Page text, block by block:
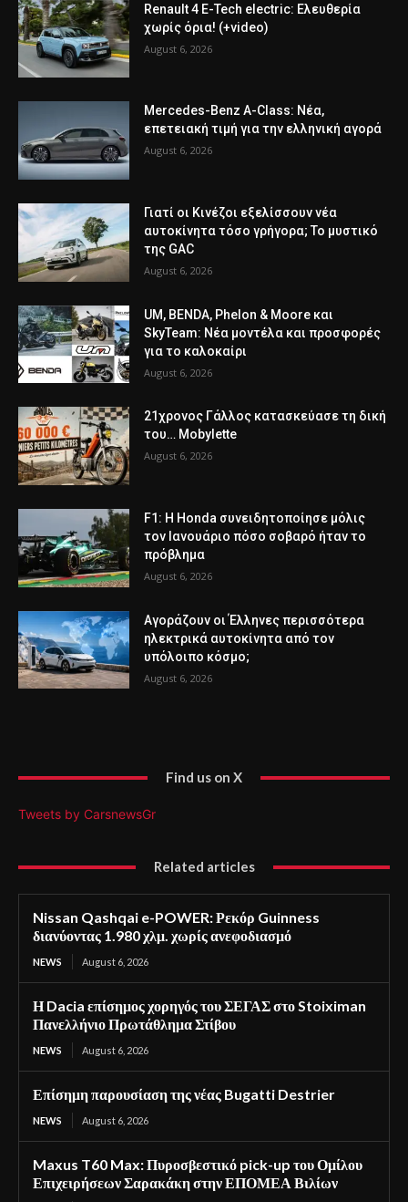
Renault 4 E-Tech electric: Ελευθερία
χωρίς όρια! (+video)
August 6, 2026
Mercedes-Benz A-Class: Νέα,
επετειακή τιμή για την ελληνική αγορά
August 6, 2026
Γιατί οι Κινέζοι εξελίσσουν νέα
αυτοκίνητα τόσο γρήγορα; Το μυστικό
της GAC
August 6, 2026
UM, BENDA, Phelon & Moore και
SkyTeam: Νέα μοντέλα και προσφορές
για το καλοκαίρι
August 6, 2026
21χρονος Γάλλος κατασκεύασε τη δική
του… Mobylette
August 6, 2026
F1: Η Honda συνειδητοποίησε μόλις
τον Ιανουάριο πόσο σοβαρό ήταν το
πρόβλημα
August 6, 2026
Αγοράζουν οι Έλληνες περισσότερα
ηλεκτρικά αυτοκίνητα από τον
υπόλοιπο κόσμο;
August 6, 2026
Find us on X
Tweets by CarsnewsGr
Related articles
Nissan Qashqai e-POWER: Ρεκόρ Guinness
διανύοντας 1.980 χλμ. χωρίς ανεφοδιασμό
NEWS August 6, 2026
Η Dacia επίσημος χορηγός του ΣΕΓΑΣ στο Stoiximan
Πανελλήνιο Πρωτάθλημα Στίβου
NEWS August 6, 2026
Επίσημη παρουσίαση της νέας Bugatti Destrier
NEWS August 6, 2026
Maxus T60 Max: Πυροσβεστικό pick-up του Ομίλου
Επιχειρήσεων Σαρακάκη στην ΕΠΟΜΕΑ Βιλίων